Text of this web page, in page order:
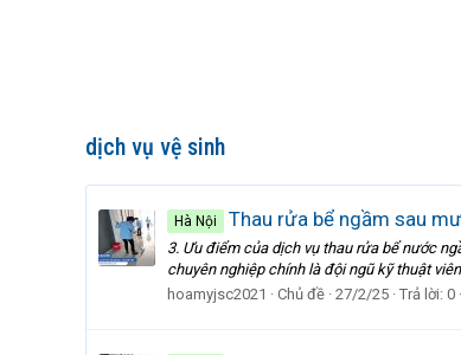
dịch vụ vệ sinh
Hà Nội Thau rửa bể ngầm sau
3. Ưu điểm của dịch vụ thau rửa bể nước
chuyên nghiệp chính là đội ngũ kỹ thuật
hoamyjsc2021
Chủ đề 27/2/25 Trả lời: 0